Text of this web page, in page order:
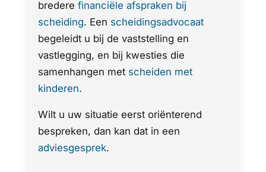
bredere financiële afspraken bij
scheiding. Een scheidingsadvocaat
begeleidt u bij de vaststelling en
vastlegging, en bij kwesties die
samenhangen met scheiden met
kinderen.
Wilt u uw situatie eerst oriënterend
bespreken, dan kan dat in een
adviesgesprek.